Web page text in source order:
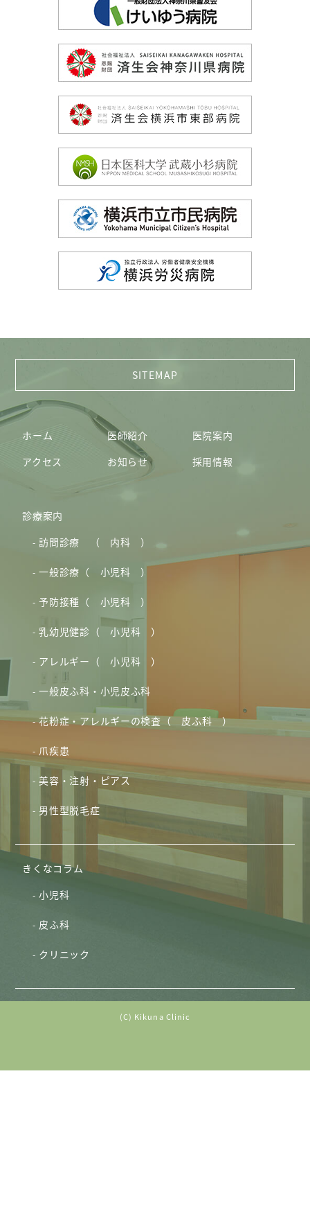
ホーム 医師紹介
医院案内
アクセス
お知らせ 採用情報
診療案内
訪問診療 （ 内科 ）
一般診療（ 小児科 ）
予防接種（ 小児科 ）
乳幼児健診（ 小児科 ）
アレルギー（ 小児科 ）
一般皮ふ科・小児皮ふ科
花粉症・アレルギーの検査（ 皮ふ科 ）
爪疾患
美容・注射・ピアス
男性型脱毛症
きくなコラム
小児科
皮ふ科
クリニック
(C) Kikuna Clinic